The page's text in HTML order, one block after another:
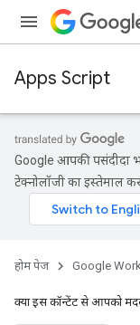
Apps Script
Google आपकी पसंदीदा
टेक्नोलॉजी का इस्तेमाल
होम पेज Google
क्या इस कॉन्टेंट से आपको